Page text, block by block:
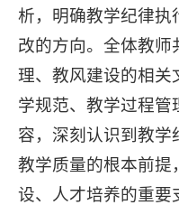
析，明确教学纪律执
改的方向。全体教师
理、教风建设的相关
学规范、教学过程管
容，深刻认识到教学
教学质量的根本前提
设、人才培养的重要